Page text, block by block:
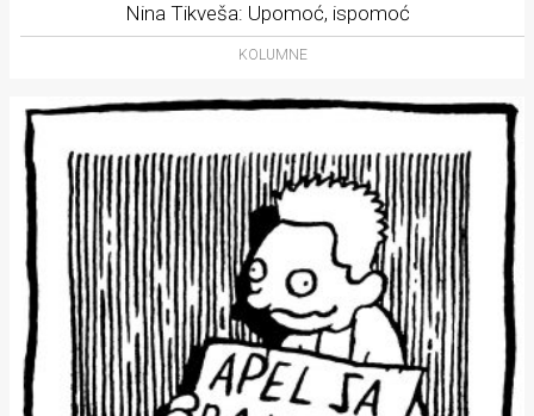
Nina Tikveša: Upomoć, ispomoć
KOLUMNE